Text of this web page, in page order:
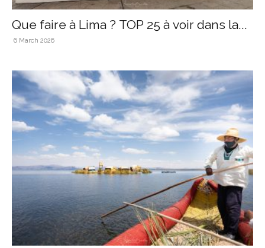
Que faire à Lima ? TOP 25 à voir dans la...
6 March 2026